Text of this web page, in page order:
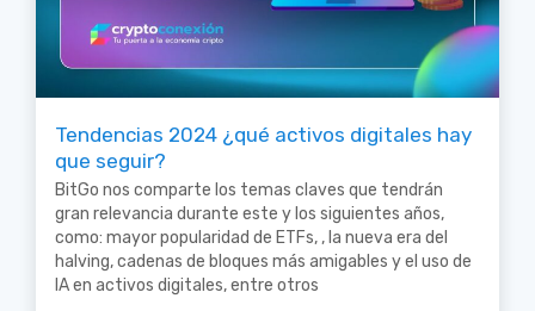
Tendencias 2024 ¿qué activos digitales hay
que seguir?
BitGo nos comparte los temas claves que tendrán
gran relevancia durante este y los siguientes años,
como: mayor popularidad de ETFs, , la nueva era del
halving, cadenas de bloques más amigables y el uso de
IA en activos digitales, entre otros